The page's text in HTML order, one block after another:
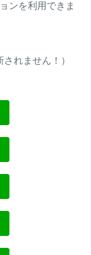
ンを利用できま
れません！）